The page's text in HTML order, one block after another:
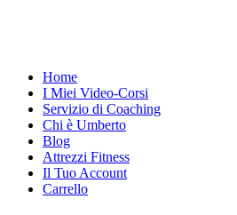
Home
I Miei Video-Corsi
Servizio di Coaching
Chi è Umberto
Blog
Attrezzi Fitness
Il Tuo Account
Carrello